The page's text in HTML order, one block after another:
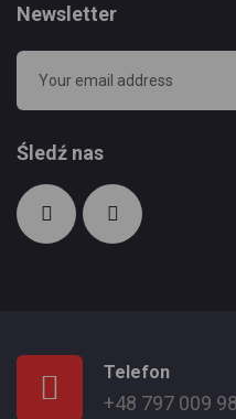
Newsletter
Śledź nas
Telefon
+48 797 009